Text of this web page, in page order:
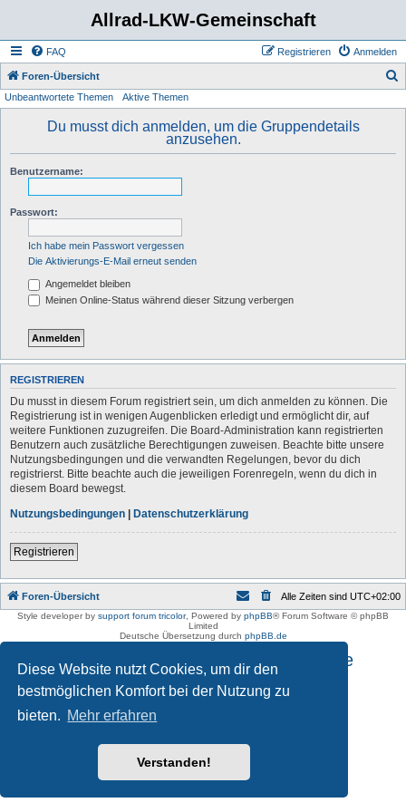
Diese Website nutzt Cookies, um dir den
bestmöglichen Komfort bei der Nutzung zu
bieten. Mehr erfahren
Verstanden!
Allrad-LKW-Gemeinschaft
FAQ Anmelden
Registrieren
Foren-Übersicht
Unbeantwortete Themen Aktive Themen
Du musst dich anmelden, um die Gruppendetails
anzusehen.
Benutzername:
Passwort:
Ich habe mein Passwort vergessen
Die Aktivierungs-E-Mail erneut senden
Angemeldet bleiben
Meinen Online-Status während dieser Sitzung verbergen
REGISTRIEREN
Du musst in diesem Forum registriert sein, um dich anmelden zu können. Die
Registrierung ist in wenigen Augenblicken erledigt und ermöglicht dir, auf
weitere Funktionen zuzugreifen. Die Board-Administration kann registrierten
Benutzern auch zusätzliche Berechtigungen zuweisen. Beachte bitte unsere
Nutzungsbedingungen und die verwandten Regelungen, bevor du dich
registrierst. Bitte beachte auch die jeweiligen Forenregeln, wenn du dich in
diesem Board bewegst.
Nutzungsbedingungen | Datenschutzerklärung
Registrieren
Foren-Übersicht Alle Zeiten sind UTC+02:00
Style developer by support forum tricolor, Powered by phpBB® Forum Software © phpBB
Limited
Deutsche Übersetzung durch phpBB.de
Impressum und Datenschutzhinweise